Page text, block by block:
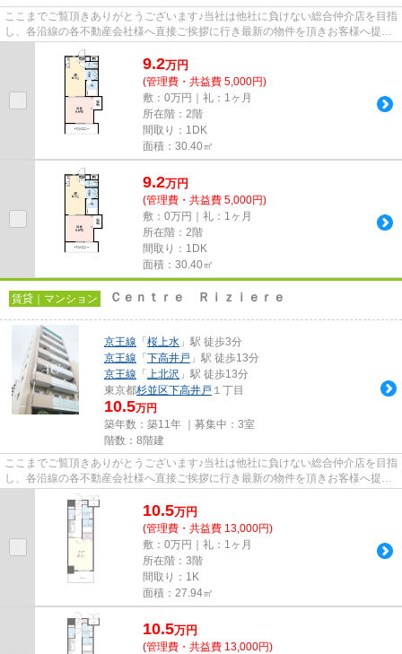
ここまでご覧頂きありがとうございます♪当社は他社に負けない総合仲介店を目指
し、各沿線の各不動産会社様へ直接ご挨拶に行き最新の物件を頂きお客様へ提供
しております！最新の情報は...
9.2万円
(管理費・共益費 5,000円)
敷：0万円｜礼：1ヶ月
所在階：2階
間取り：1DK
面積：30.40㎡
9.2万円
(管理費・共益費 5,000円)
敷：0万円｜礼：1ヶ月
所在階：2階
間取り：1DK
面積：30.40㎡
賃貸｜マンション Ｃｅｎｔｒｅ Ｒｉｚｉｅｒｅ
京王線 「 桜上水 」駅 徒歩3分
京王線 「 下高井戸 」駅 徒歩13分
京王線 「 上北沢 」駅 徒歩13分
東京都杉並区下高井戸 １丁目
10.5万円
築年数：築11年 ｜募集中： 3室
階数：8階建
ここまでご覧頂きありがとうございます♪当社は他社に負けない総合仲介店を目指
し、各沿線の各不動産会社様へ直接ご挨拶に行き最新の物件を頂きお客様へ提供
しております！最新の情報は...
10.5万円
(管理費・共益費 13,000円)
敷：0万円｜礼：1ヶ月
所在階：3階
間取り：1K
面積：27.94㎡
10.5万円
(管理費・共益費 13,000円)